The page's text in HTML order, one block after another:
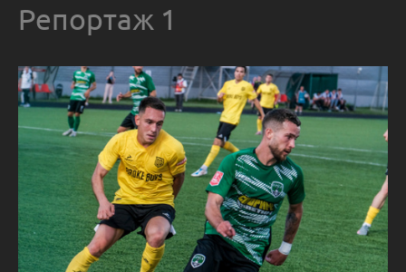
Репортаж 1